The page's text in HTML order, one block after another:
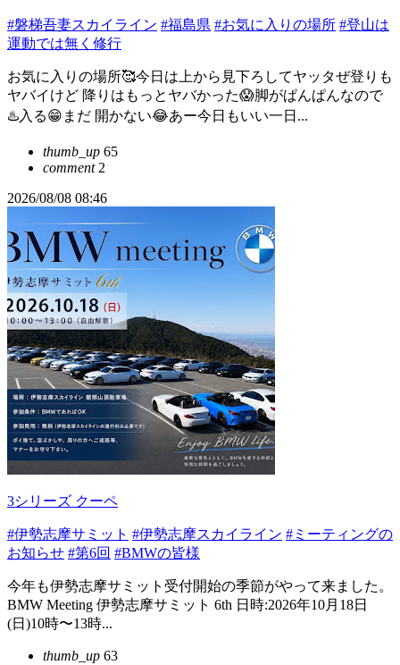
#磐梯吾妻スカイライン #福島県 #お気に入りの場所 #登山は
運動では無く修行
お気に入りの場所🥰今日は上から見下ろしてヤッタぜ登りも
ヤバイけど 降りはもっとヤバかった😱脚がぱんぱんなので
♨️入る😁まだ 開かない😂あー今日もいい一日...
thumb_up 65
comment2
2026/08/08 08:46
3シリーズ クーペ
#伊勢志摩サミット #伊勢志摩スカイライン #ミーティングの
お知らせ #第6回 #BMWの皆様
今年も伊勢志摩サミット受付開始の季節がやって来ました。
BMW Meeting 伊勢志摩サミット 6th 日時:2026年10月18日
(日)10時〜13時...
thumb_up 63